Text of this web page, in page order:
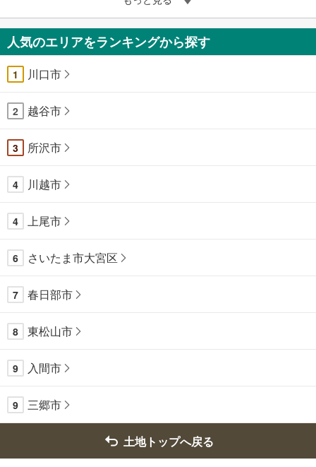
人気のエリアをランキングから探す
1 川口市
2 越谷市
3 所沢市
4 川越市
4 上尾市
6 さいたま市大宮区
7 春日部市
8 東松山市
9 入間市
9 三郷市
土地トップへ戻る